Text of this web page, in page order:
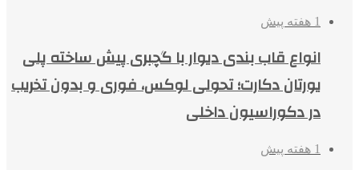
1 هفته پیش
انواع قاب بندی دیوار با گچبری پیش ساخته پلی
یورتان دکارت؛ تحولی لوکس، فوری و بدون تخریب
در دکوراسیون داخلی
1 هفته پیش